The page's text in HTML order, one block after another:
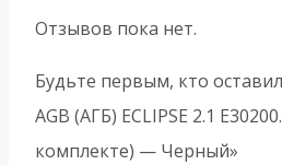
Отзывов пока нет.
Будьте первым, кто
AGB (АГБ) ECLIPSE 2.1
комплекте) — Черный»